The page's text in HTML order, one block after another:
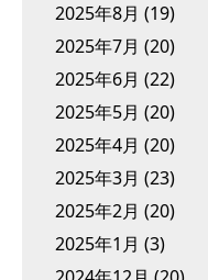
2025年8月 (19)
2025年7月 (20)
2025年6月 (22)
2025年5月 (20)
2025年4月 (20)
2025年3月 (23)
2025年2月 (20)
2025年1月 (3)